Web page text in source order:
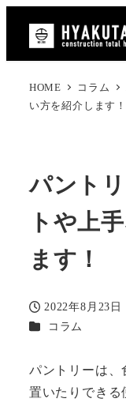
HOME コラム
い方を紹介します！
パント
トや上
ます！
投稿日
2022年8月23日
カテゴリー
コラム
パントリーは、
置いたりできる